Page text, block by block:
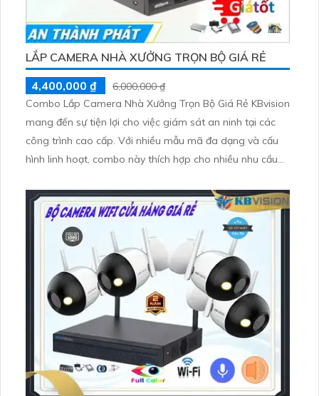
LẮP CAMERA NHÀ XƯỞNG TRỌN BỘ GIÁ RẺ
4,400,000 ₫
6,000,000 ₫
Combo Lắp Camera Nhà Xưởng Trọn Bộ Giá Rẻ KBvision
mang đến sự tiện lợi cho việc giám sát an ninh tại các
công trình cao cấp. Với nhiều mẫu mã đa dạng và cấu
hình linh hoạt, combo này thích hợp cho nhiều nhu cầu